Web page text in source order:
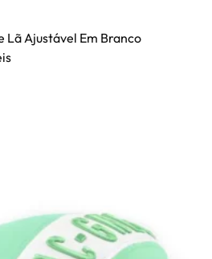
Lã Ajustável Em Branco